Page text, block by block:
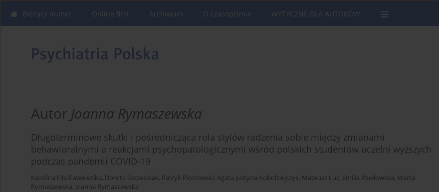
Bieżący numer Online first Archiwum O czasopiśmie WYTYCZNE DLA AUTORÓW
Autor Joanna Rymaszewska
Długoterminowe skutki i pośrednicząca rola stylów radzenia sobie między zmianami
behawioralnymi a reakcjami psychopatologicznymi wśród polskich studentów uczelni wyższych
podczas pandemii COVID-19
Karolina Fila-Pawłowska, Dorota Szcześniak, Patryk Piotrowski, Agata Justyna Kołodziejczyk, Mateusz Łuc, Emilia Pawłowska, Marta
Rymaszewska, Joanna Rymaszewska